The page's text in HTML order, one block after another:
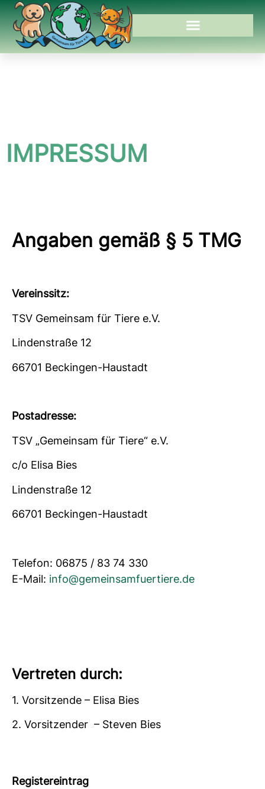
IMPRESSUM
Angaben gemäß § 5 TMG
Vereinssitz:
TSV Gemeinsam für Tiere e.V.
Lindenstraße 12
66701 Beckingen-Haustadt
Postadresse:
TSV „Gemeinsam für Tiere“ e.V.
c/o Elisa Bies
Lindenstraße 12
66701 Beckingen-Haustadt
Telefon: 06875 / 83 74 330
E-Mail: info@gemeinsamfuertiere.de
Vertreten durch:
1. Vorsitzende – Elisa Bies
2. Vorsitzender – Steven Bies
Registereintrag